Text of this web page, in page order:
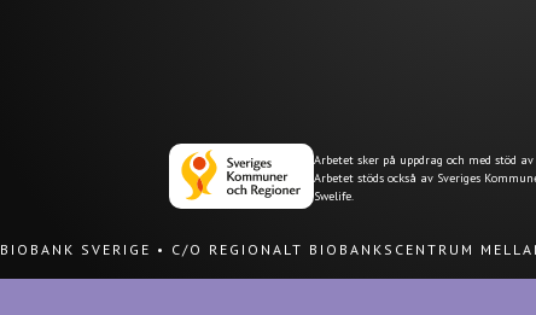
Arbetet sker på uppdrag och med stöd
Arbetet stöds också av Sveriges
Swelife.
BIOBANK SVERIGE • C/O REGIONALT BIOBANKSCENTRUM